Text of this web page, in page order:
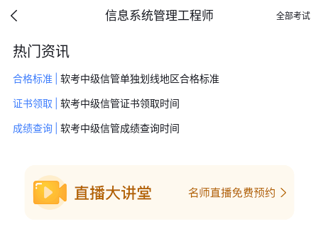
信息系统管理工程师 全部考试
热门资讯
合格标准 软考中级信管单独划线地区合格标准
证书领取 软考中级信管证书领取时间
成绩查询 软考中级信管成绩查询时间